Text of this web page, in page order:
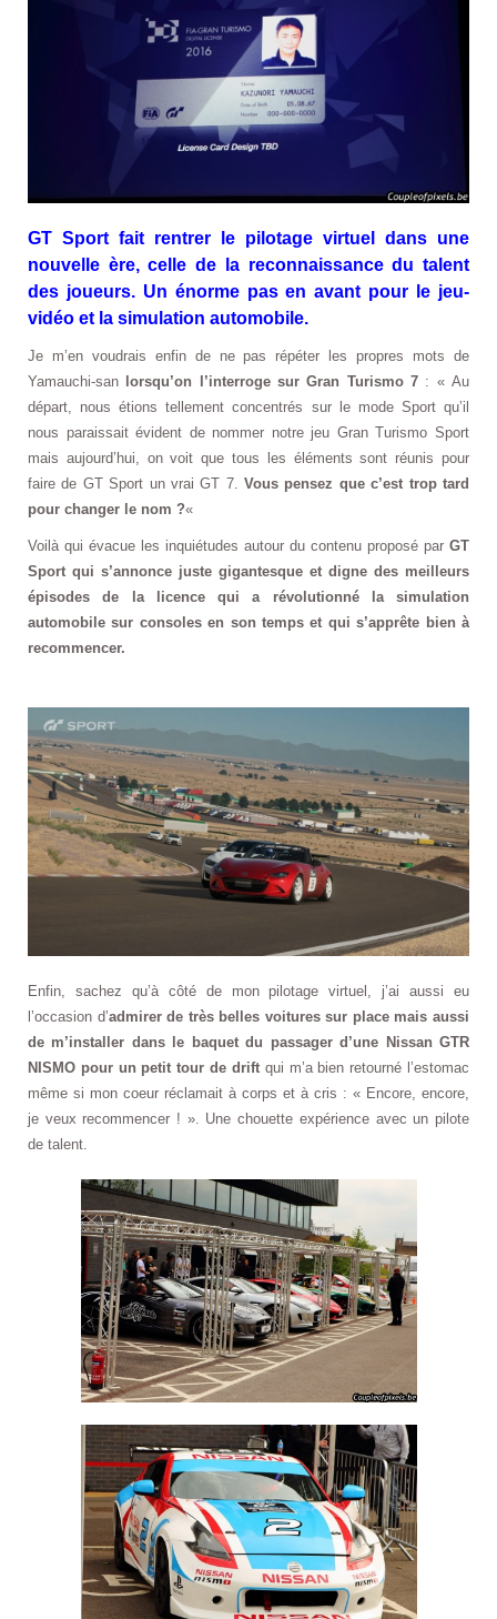
GT Sport fait rentrer le pilotage virtuel dans une
nouvelle ère, celle de la reconnaissance du talent
des joueurs. Un énorme pas en avant pour le jeu-
vidéo et la simulation automobile.
Je m’en voudrais enfin de ne pas répéter les propres mots de
Yamauchi-san lorsqu’on l’interroge sur Gran Turismo 7 : « Au
départ, nous étions tellement concentrés sur le mode Sport qu’il
nous paraissait évident de nommer notre jeu Gran Turismo Sport
mais aujourd’hui, on voit que tous les éléments sont réunis pour
faire de GT Sport un vrai GT 7.Vous pensez que c’est trop tard
pour changer le nom ?«
Voilà qui évacue les inquiétudes autour du contenu proposé par GT
Sport qui s’annonce juste gigantesque et digne des meilleurs
épisodes de la licence qui a révolutionné la simulation
automobile sur consoles en son temps et qui s’apprête bien à
recommencer.
Enfin, sachez qu’à côté de mon pilotage virtuel, j’ai aussi eu
l’occasion d’admirer de très belles voitures sur place mais aussi
de m’installer dans le baquet du passager d’une Nissan GTR
NISMO pour un petit tour de driftqui m’a bien retourné l’estomac
même si mon coeur réclamait à corps et à cris : « Encore, encore,
je veux recommencer ! ». Une chouette expérience avec un pilote
de talent.